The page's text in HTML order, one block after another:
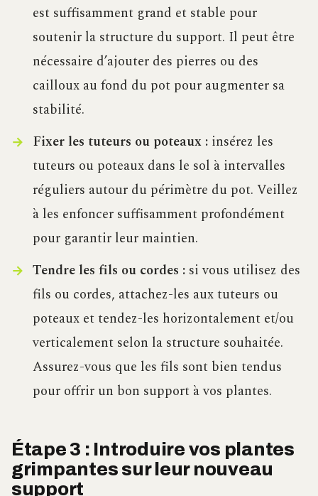
est suffisamment grand et stable pour
soutenir la structure du support. Il peut être
nécessaire d’ajouter des pierres ou des
cailloux au fond du pot pour augmenter sa
stabilité.
Fixer les tuteurs ou poteaux :insérez les
tuteurs ou poteaux dans le sol à intervalles
réguliers autour du périmètre du pot. Veillez
à les enfoncer suffisamment profondément
pour garantir leur maintien.
Tendre les fils ou cordes :si vous utilisez des
fils ou cordes, attachez-les aux tuteurs ou
poteaux et tendez-les horizontalement et/ou
verticalement selon la structure souhaitée.
Assurez-vous que les fils sont bien tendus
pour offrir un bon support à vos plantes.
Étape 3 : Introduire vos plantes
grimpantes sur leur nouveau
support